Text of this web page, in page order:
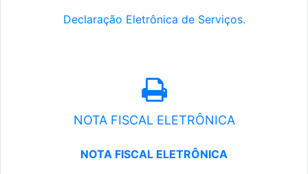
Declaração Eletrônica de Serviços.
NOTA FISCAL ELETRÔNICA
NOTA FISCAL ELETRÔNICA